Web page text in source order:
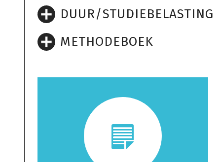
DUUR/STUDIEBELASTING
METHODEBOEK